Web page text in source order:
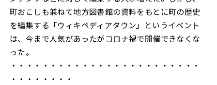
町おこしも兼ねて地方図書館の資料をもとに町の歴史
を編集する「ウィキペディアタウン」というイベント
は、今まで人気があったがコロナ禍で開催できなくな
った。
・・・・・・・・・・・・・・・・・・・・・・・・
・・・・・・・・